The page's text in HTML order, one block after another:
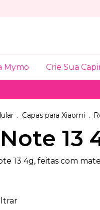
Mymo Crie Sua
. Capas para Xiaomi .
13
13 4g, feitas com